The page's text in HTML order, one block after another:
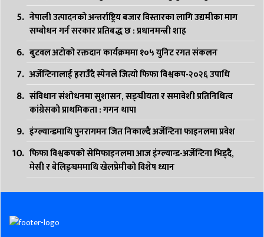
नेपाली उत्पादनको अन्तर्राष्ट्रिय बजार विस्तारका लागि उद्यमीका माग
सम्बोधन गर्न सरकार प्रतिबद्ध छ : प्रधानमन्त्री शाह
बुटवल अटोको रक्तदान कार्यक्रममा १०५ युनिट रगत संकलन
अर्जेन्टिनालाई हराउँदै स्पेनले जित्यो फिफा विश्वकप-२०२६ उपाधि
संविधान संशोधनमा सुशासन, सङ्घीयता र समावेशी प्रतिनिधित्व
कांग्रेसको प्राथमिकता : गगन थापा
इंग्ल्यान्डमाथि पुनरागमन जित निकाल्दै अर्जेन्टिना फाइनलमा प्रवेश
फिफा विश्वकपको सेमिफाइनलमा आज इंग्ल्यान्ड-अर्जेन्टिना भिड्दै,
मेसी र बेलिङ्घममाथि खेलप्रेमीको विशेष ध्यान